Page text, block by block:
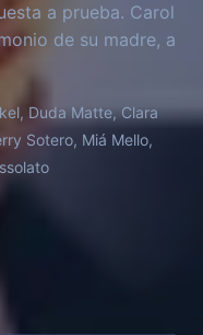
a prueba. Carol
de su madre, a
insufrible medio
También
los
Pero todo
Duda Matte, Clara
Sotero, Miá Mello,